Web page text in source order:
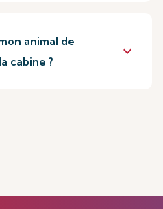
animal de
cabine ?
keyboard_arrow_down